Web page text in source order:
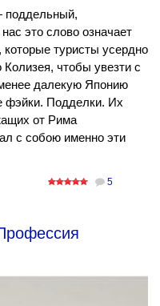
поддельный,
это слово означает
туристы усердно
Колизея, чтобы увезти с
далекую Японию
фэйки. Подделки. Их
от Рима
с собою именно эти
5